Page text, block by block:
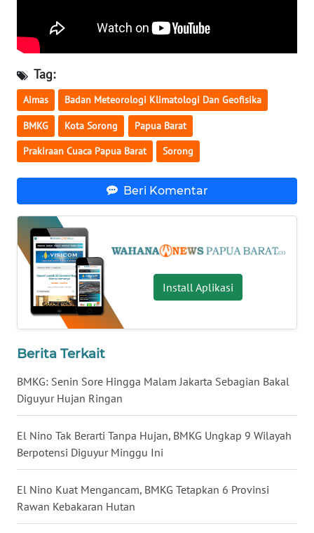
Tag:
Aimas Badan Meteorologi Klimatologi Dan Geofisika
BMKG Kota Sorong Papua Barat
Prakiraan Cuaca Papua Barat Sorong
Beri Komentar
Install Aplikasi
Berita Terkait
BMKG: Senin Sore Hingga Malam Jakarta Sebagian Bakal
Diguyur Hujan Ringan
El Nino Tak Berarti Tanpa Hujan, BMKG Ungkap 9 Wilayah
Berpotensi Diguyur Minggu Ini
El Nino Kuat Mengancam, BMKG Tetapkan 6 Provinsi
Rawan Kebakaran Hutan
JAMBI
SULTRA
WN
NTB
WN
SULTENG
WN
SULBAR
WN
BABEL
SUMSEL
BENGKULU
LAMPUNG